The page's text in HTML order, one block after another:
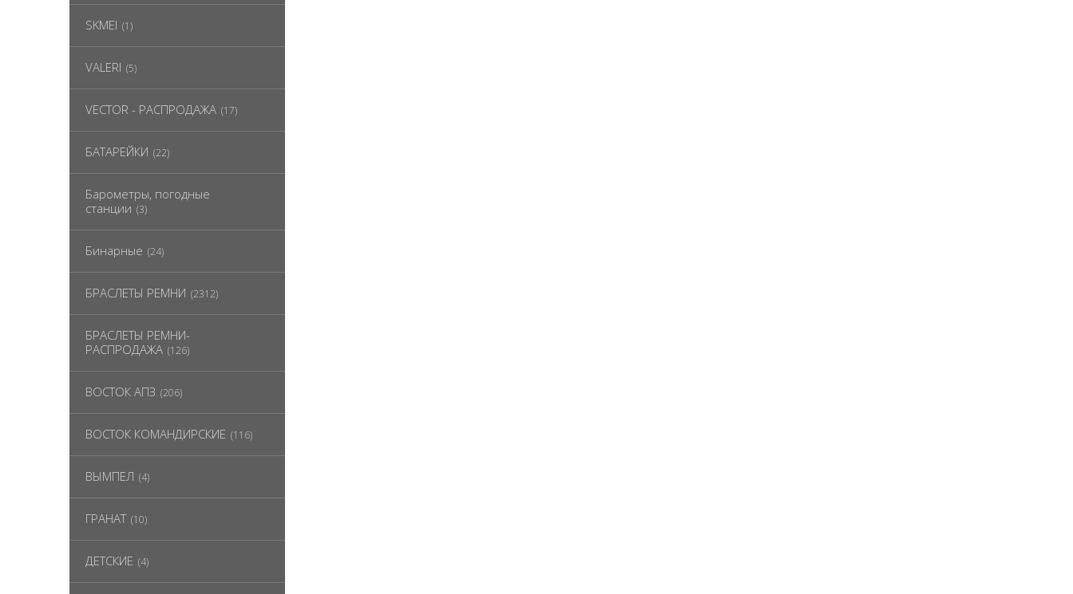
SKMEI (1)
VALERI (5)
VECTOR - РАСПРОДАЖА (17)
БАТАРЕЙКИ (22)
Барометры, погодные
станции (3)
Бинарные (24)
БРАСЛЕТЫ РЕМНИ (2312)
БРАСЛЕТЫ РЕМНИ-
РАСПРОДАЖА (126)
ВОСТОК АПЗ (206)
ВОСТОК КОМАНДИРСКИЕ (116)
ВЫМПЕЛ (4)
ГРАНАТ (10)
ДЕТСКИЕ (4)